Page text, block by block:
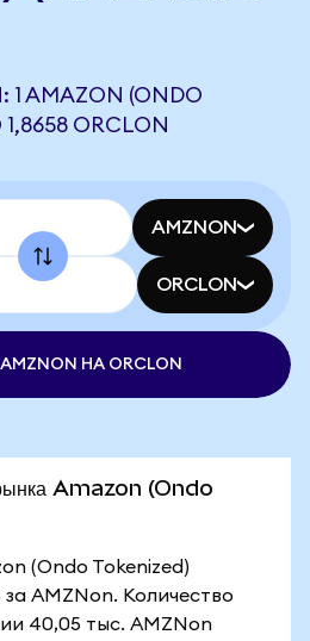
AMAZON (ONDO
ORCLON
AMZNON
ORCLON
НА ORCLON
Amazon (Ondo
(Ondo Tokenized)
за AMZNon. Количество
40,05 тыс. AMZNon